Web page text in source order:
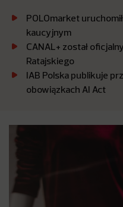
POLOmarket
kaucyjnym
CANAL+ został
Ratajskiego
IAB Polska publikuje
obowiązkach AI Act